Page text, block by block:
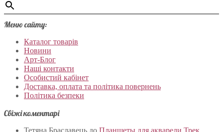
Меню сайту:
Каталог товарів
Новини
Арт-Блог
Наші контакти
Особистий кабінет
Доставка, оплата та політика повернень
Політика безпеки
Свіжі коментарі